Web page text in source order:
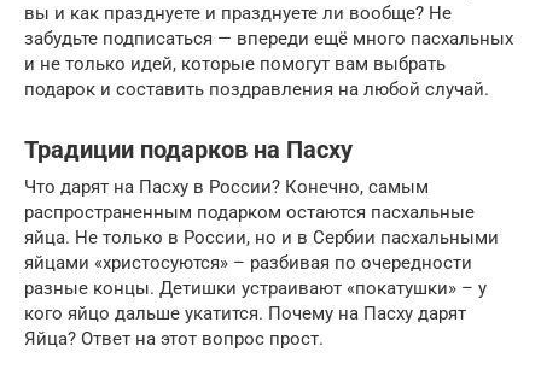
вы и как празднуете и празднуете ли вообще? Не
забудьте подписаться — впереди ещё много пасхальных
и не только идей, которые помогут вам выбрать
подарок и составить поздравления на любой случай.
Традиции подарков на Пасху
Что дарят на Пасху в России? Конечно, самым
распространенным подарком остаются пасхальные
яйца. Не только в России, но и в Сербии пасхальными
яйцами «христосуются» – разбивая по очередности
разные концы. Детишки устраивают «покатушки» – у
кого яйцо дальше укатится. Почему на Пасху дарят
Яйца? Ответ на этот вопрос прост.